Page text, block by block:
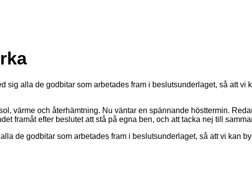
sig alla de godbitar som arbetades fram i beslutsunderlaget, så att vi
värme och återhämtning. Nu väntar en spännande hösttermin.
framåt efter beslutet att stå på egna ben, och att tacka nej till
de godbitar som arbetades fram i beslutsunderlaget, så att vi kan